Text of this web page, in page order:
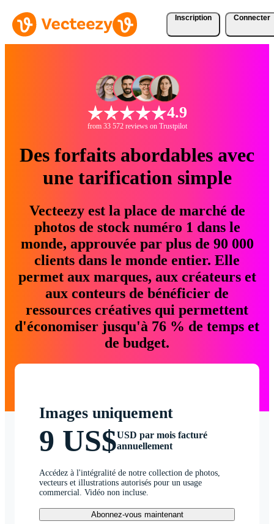
Inscription Connecter
4.9
from 33 572 reviews on Trustpilot
Des forfaits abordables avec
une tarification simple
Vecteezy est la place de marché de
photos de stock numéro 1 dans le
monde, approuvée par plus de 90 000
clients dans le monde entier. Elle
permet aux marques, aux créateurs et
aux conteurs de bénéficier de
ressources créatives qui permettent
d'économiser jusqu'à 76 % de temps et
de budget.
Images uniquement
9 US$USD par mois facturé
annuellement
Accédez à l'intégralité de notre collection de photos,
vecteurs et illustrations autorisés pour un usage
commercial. Vidéo non incluse.
Abonnez-vous maintenant